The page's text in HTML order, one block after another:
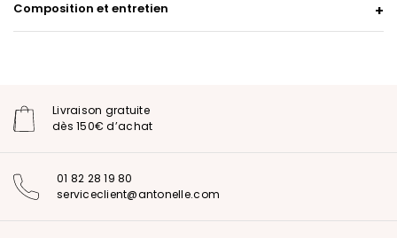
Composition et entretien
Livraison gratuite
dès 150€ d’achat
01 82 28 19 80
serviceclient@antonelle.com